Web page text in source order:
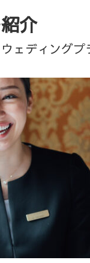
介
ェディング